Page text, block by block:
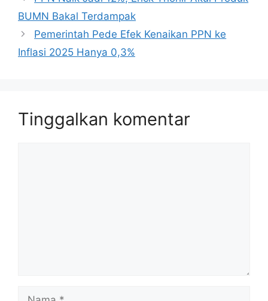
BUMN Bakal Terdampak
Pemerintah Pede Efek Kenaikan PPN ke
Inflasi 2025 Hanya 0,3%
Tinggalkan komentar
Nama